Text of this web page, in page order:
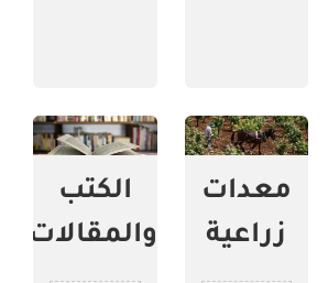
معدات
زراعية
الكتب
والمقالات